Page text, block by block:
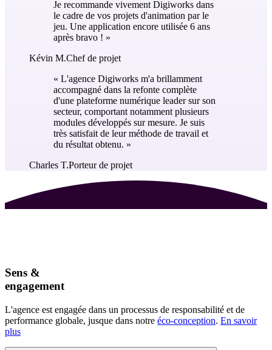
Je recommande vivement Digiworks dans
le cadre de vos projets d'animation par le
jeu. Une application encore utilisée 6 ans
après bravo ! »
Kévin M.Chef de projet
« L'agence Digiworks m'a brillamment
accompagné dans la refonte complète
d'une plateforme numérique leader sur son
secteur, comportant notamment plusieurs
modules développés sur mesure. Je suis
très satisfait de leur méthode de travail et
du résultat obtenu. »
Charles T.Porteur de projet
Sens &
engagement
L'agence est engagée dans un processus de responsabilité et de
performance globale, jusque dans notre éco-conception. En savoir
plus